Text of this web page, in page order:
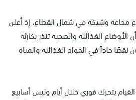
مجاعة وشيكة في شمال القطاع، إذ أعلن
الأوضاع الغذائية والصحية تنذر بكارثة
نقصًا حاداً في المواد الغذائية والمياه
بتحرك فوري خلال أيام وليس أسابيع